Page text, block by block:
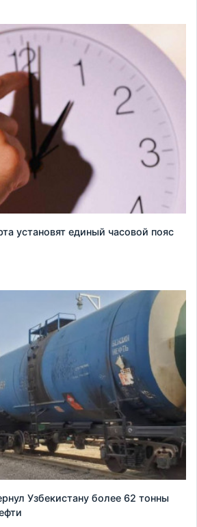
установят единый часовой пояс
Узбекистану более 62 тонны